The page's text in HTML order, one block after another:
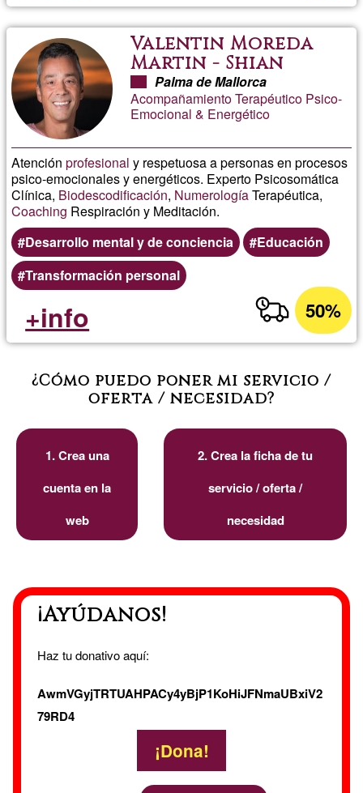
Valentin Moreda
Martin - Shian
Palma de Mallorca
Acompañamiento Terapéutico Psico-
Emocional & Energético
Atenciónprofesional y respetuosa a personas en procesos
psico-emocionales y energéticos. Experto Psicosomática
Clínica, Biodescodificación, NumerologíaTerapéutica,
Coaching Respiración y Meditación.
Desarrollo mental y de conciencia
Educación
Transformación personal
50%
+info
¿Cómo puedo poner mi servicio /
oferta / necesidad?
1. Crea una
cuenta en la
web
2. Crea la ficha de tu
servicio / oferta /
necesidad
¡Ayúdanos!
Haz tu donativo aquí:
AwmVGyjTRTUAHPACy4yBjP1KoHiJFNmaUBxiV2
79RD4
¡Dona!